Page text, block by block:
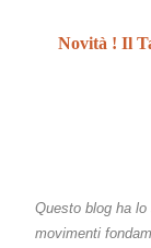
Novità ! Il
Questo blog ha
movimenti